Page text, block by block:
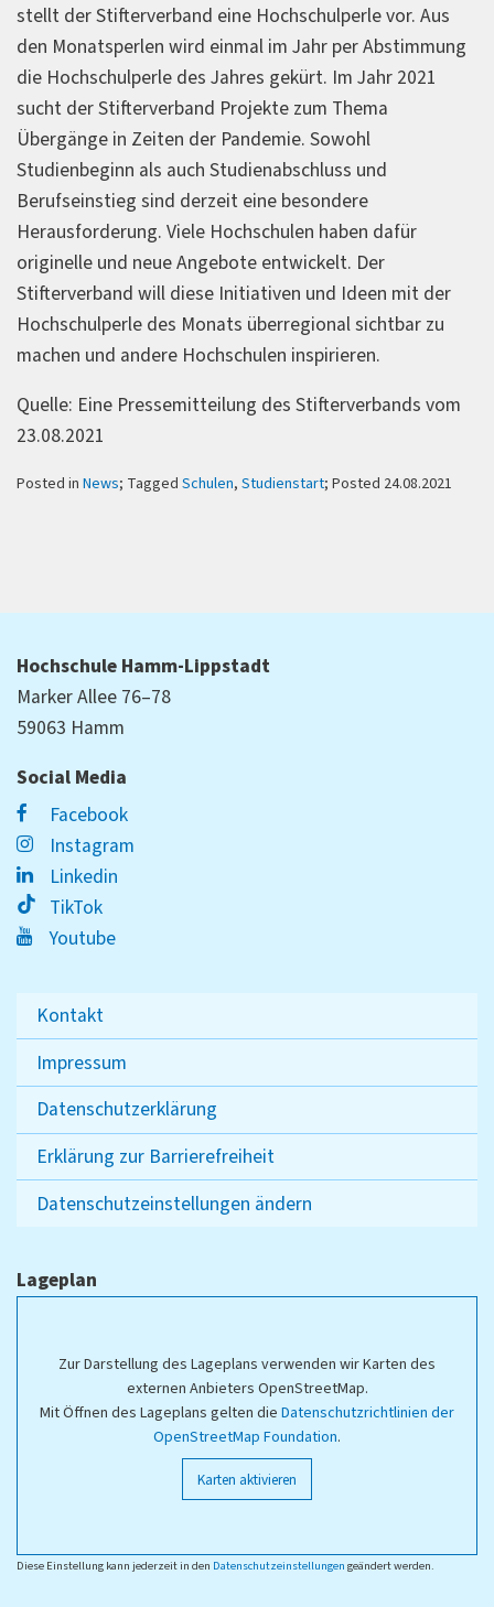
stellt der Stifterverband eine Hochschulperle vor. Aus
den Monatsperlen wird einmal im Jahr per Abstimmung
die Hochschulperle des Jahres gekürt. Im Jahr 2021
sucht der Stifterverband Projekte zum Thema
Übergänge in Zeiten der Pandemie. Sowohl
Studienbeginn als auch Studienabschluss und
Berufseinstieg sind derzeit eine besondere
Herausforderung. Viele Hochschulen haben dafür
originelle und neue Angebote entwickelt. Der
Stifterverband will diese Initiativen und Ideen mit der
Hochschulperle des Monats überregional sichtbar zu
machen und andere Hochschulen inspirieren.
Quelle: Eine Pressemitteilung des Stifterverbands vom
23.08.2021
Posted in News; Tagged Schulen, Studienstart; Posted 24.08.2021
Hochschule Hamm-Lippstadt
Marker Allee 76–78
59063 Hamm
Social Media
Facebook
Instagram
Linkedin
TikTok
Youtube
Kontakt
Impressum
Datenschutzerklärung
Erklärung zur Barrierefreiheit
Datenschutzeinstellungen ändern
Lageplan
Zur Darstellung des Lageplans verwenden wir Karten des
externen Anbieters OpenStreetMap.
Mit Öffnen des Lageplans gelten die Datenschutzrichtlinien der
OpenStreetMap Foundation.
Karten aktivieren
Diese Einstellung kann jederzeit in den Datenschutzeinstellungen geändert werden.